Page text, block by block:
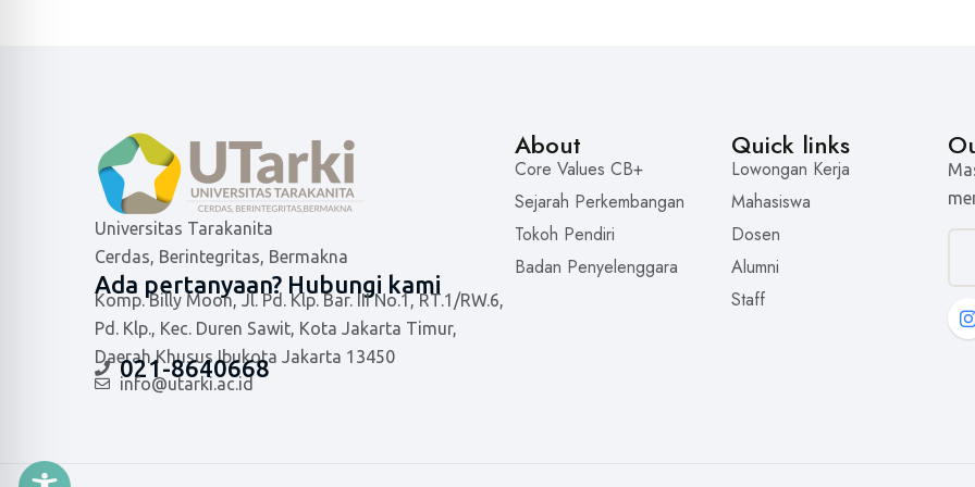
Universitas Tarakanita
Cerdas, Berintegritas, Bermakna
Ada pertanyaan? Hubungi kami
Komp. Billy Moon, Jl. Pd. Klp. Bar. III No.1, RT.1/RW.6,
Pd. Klp., Kec. Duren Sawit, Kota Jakarta Timur,
Daerah Khusus Ibukota Jakarta 13450
021-8640668
info@utarki.ac.id
About
Core Values CB+
Sejarah Perkembangan
Tokoh Pendiri
Badan Penyelenggara
Quick links
Lowongan Kerja
Mahasiswa
Dosen
Alumni
Staff